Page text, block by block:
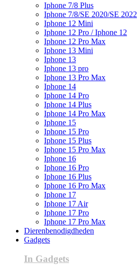
Iphone 7/8 Plus
Iphone 7/8/SE 2020/SE 2022
Iphone 12 Mini
Iphone 12 Pro / Iphone 12
Iphone 12 Pro Max
Iphone 13 Mini
Iphone 13
Iphone 13 pro
Iphone 13 Pro Max
Iphone 14
Iphone 14 Pro
Iphone 14 Plus
Iphone 14 Pro Max
Iphone 15
Iphone 15 Pro
Iphone 15 Plus
Iphone 15 Pro Max
Iphone 16
Iphone 16 Pro
Iphone 16 Plus
Iphone 16 Pro Max
Iphone 17
Iphone 17 Air
Iphone 17 Pro
Iphone 17 Pro Max
Dierenbenodigdheden
Gadgets
In Gadgets